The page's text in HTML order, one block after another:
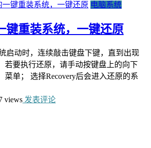
电脑系统
键重装系统，一键还原
启动时，连续敲击键盘下键，直到出现
若要执行还原，请手动按键盘上的向下
菜单； 选择Recovery后会进入还原的系
views 发表评论